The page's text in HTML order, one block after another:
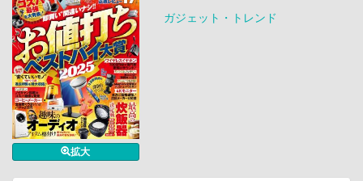
拡大
ガジェット・トレンド